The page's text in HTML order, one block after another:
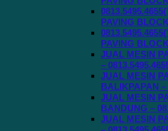
PAVING
PAVING
JUAL MESIN
–
JUAL MESIN
BALIKPAPAN –
JUAL MESIN
BANDUNG –
JUAL MESIN